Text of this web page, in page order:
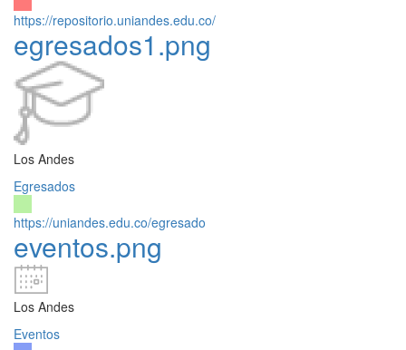
https://repositorio.uniandes.edu.co/
egresados1.png
Los Andes
Egresados
https://uniandes.edu.co/egresado
eventos.png
Los Andes
Eventos